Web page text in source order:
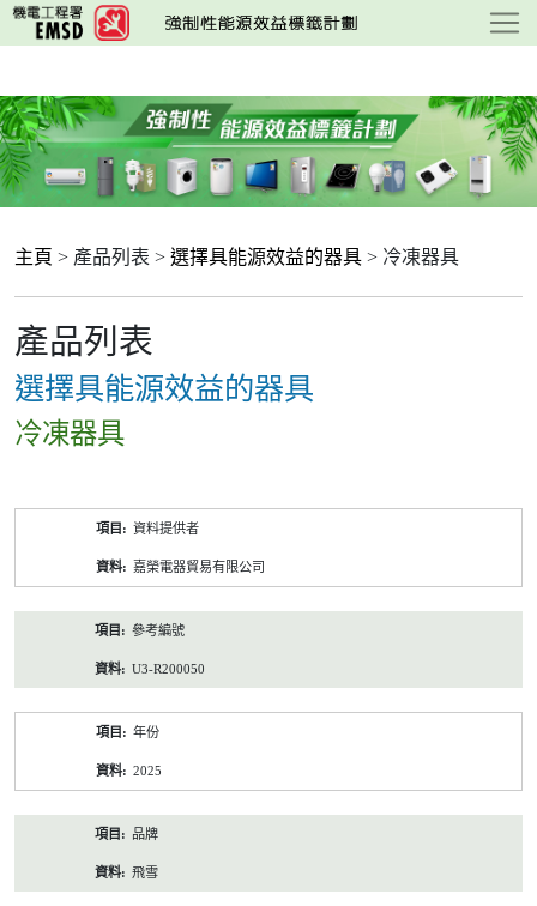
跳
至
要
內
容
主頁 > 產品列表 > 選擇具能源效益的器具 > 冷凍器具
產品列表
選擇具能源效益的器具
冷凍器具
資料提供者
嘉榮電器貿易有限公司
參考編號
U3-R200050
年份
2025
品牌
飛雪